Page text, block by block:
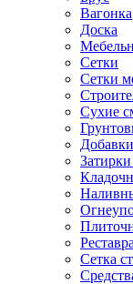
Вагонка
Доска
Сетки
Сетки
Сухие
Сетка